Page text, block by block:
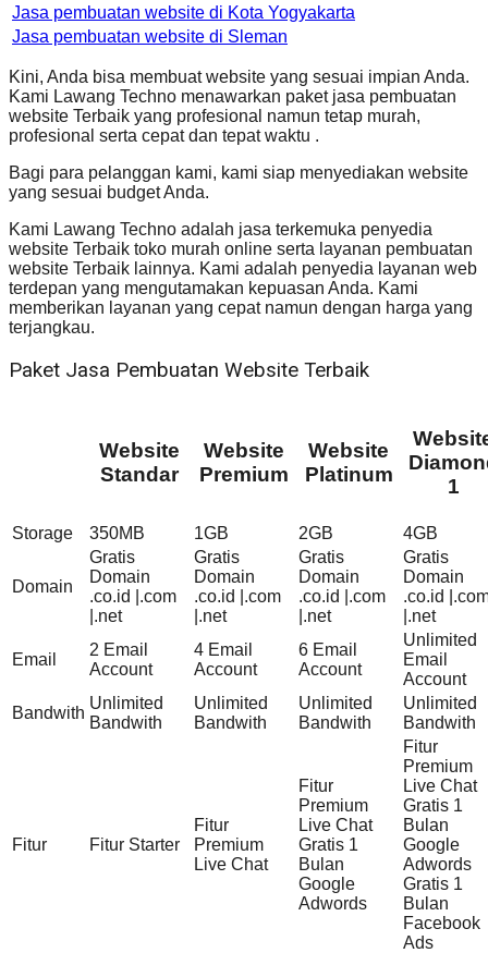
Jasa pembuatan website di Kota Yogyakarta
Jasa pembuatan website di Sleman
Kini, Anda bisa membuat website yang sesuai impian Anda.
Kami Lawang Techno menawarkan paket jasa pembuatan
website Terbaik yang profesional namun tetap murah,
profesional serta cepat dan tepat waktu .
Bagi para pelanggan kami, kami siap menyediakan website
yang sesuai budget Anda.
Kami Lawang Techno adalah jasa terkemuka penyedia
website Terbaik toko murah online serta layanan pembuatan
website Terbaik lainnya. Kami adalah penyedia layanan web
terdepan yang mengutamakan kepuasan Anda. Kami
memberikan layanan yang cepat namun dengan harga yang
terjangkau.
Paket Jasa Pembuatan Website Terbaik
Website
Standar
Website
Premium
Website
Platinum
1
Storage 350MB 1GB 2GB 4GB
Domain
Gratis
Domain
.co.id |.com
|.net
Gratis
Domain
.co.id |.com
|.net
Gratis
Domain
.co.id |.com
|.net
Gratis
Domain
.co.id
|.net
Email
2 Email
Account
4 Email
Account
6 Email
Account
Unlimited
Email
Account
Bandwith
Unlimited
Bandwith
Unlimited
Bandwith
Unlimited
Bandwith
Unlimited
Bandwith
Fitur Fitur Starter
Fitur
Premium
Live Chat
Fitur
Premium
Live Chat
Gratis 1
Bulan
Google
Adwords
Fitur
Premium
Live Chat
Gratis 1
Bulan
Google
Adwords
Gratis 1
Bulan
Facebook
Ads